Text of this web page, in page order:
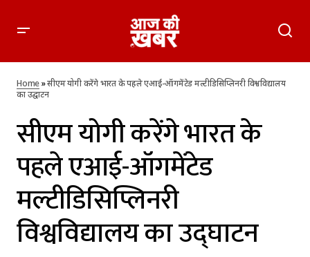
विश्वविद्यालय का उद्घाटन
Home»सीएम योगी करेंगे भारत के पहले एआई-ऑगमेंटेड मल्टीडिसिप्लिनरी विश्वविद्यालय
का उद्घाटन
सीएम योगी करेंगे भारत के
पहले एआई-ऑगमेंटेड
मल्टीडिसिप्लिनरी
विश्वविद्यालय का उद्घाटन